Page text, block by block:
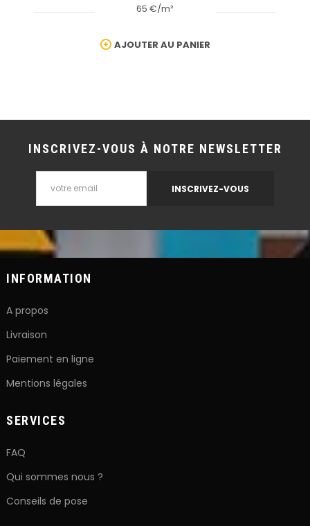
65 €/m²
AJOUTER AU PANIER
INSCRIVEZ-VOUS À NOTRE NEWSLETTER
INSCRIVEZ-VOUS
INFORMATION
A propos
Livraison
Paiement en ligne
Mentions légales
SERVICES
FAQ
Qui sommes nous ?
Conseils de pose